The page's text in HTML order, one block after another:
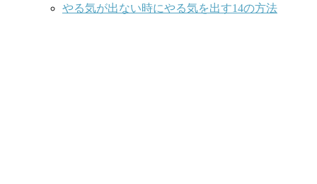
やる気が出ない時にやる気を出す14の方法